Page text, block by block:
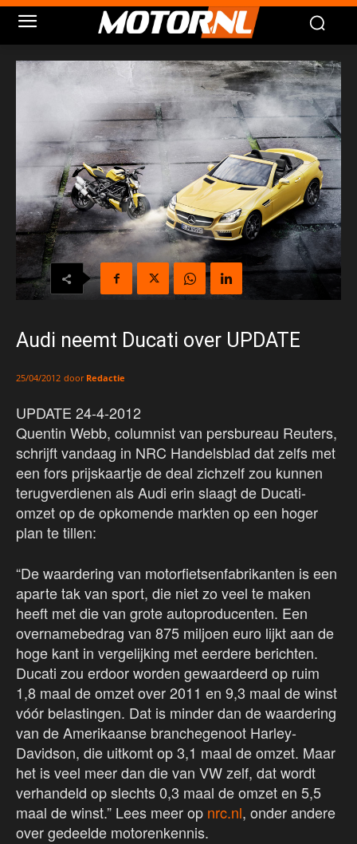
Audi neemt Ducati over UPDATE
25/04/2012 door Redactie
UPDATE 24-4-2012
Quentin Webb, columnist van persbureau Reuters,
schrijft vandaag in NRC Handelsblad dat zelfs met
een fors prijskaartje de deal zichzelf zou kunnen
terugverdienen als Audi erin slaagt de Ducati-
omzet op de opkomende markten op een hoger
plan te tillen:
“De waardering van motorfietsenfabrikanten is een
aparte tak van sport, die niet zo veel te maken
heeft met die van grote autoproducenten. Een
overnamebedrag van 875 miljoen euro lijkt aan de
hoge kant in vergelijking met eerdere berichten.
Ducati zou erdoor worden gewaardeerd op ruim
1,8 maal de omzet over 2011 en 9,3 maal de winst
vóór belastingen. Dat is minder dan de waardering
van de Amerikaanse branchegenoot Harley-
Davidson, die uitkomt op 3,1 maal de omzet. Maar
het is veel meer dan die van VW zelf, dat wordt
verhandeld op slechts 0,3 maal de omzet en 5,5
maal de winst.” Lees meer op nrc.nl, onder andere
over gedeelde motorenkennis.